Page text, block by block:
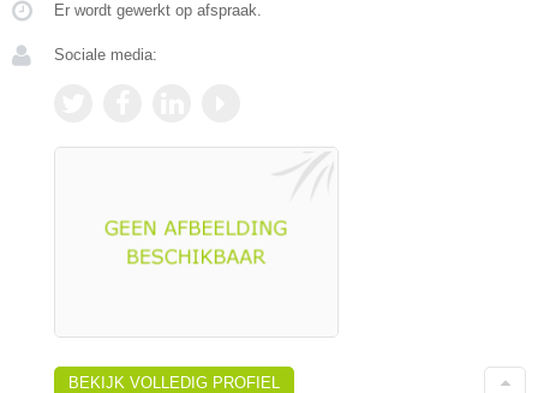
Er wordt gewerkt op afspraak.
Sociale media:
BEKIJK VOLLEDIG PROFIEL